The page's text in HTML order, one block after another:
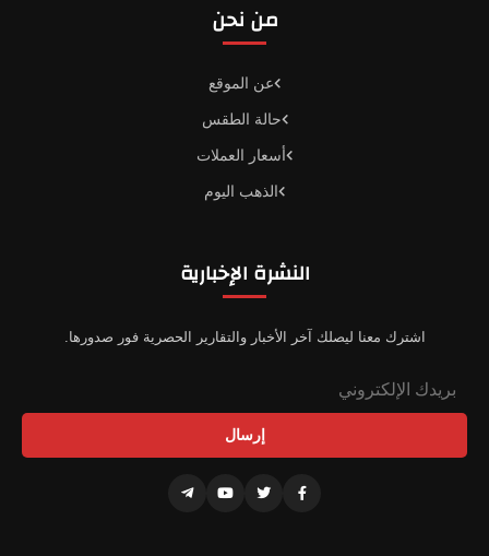
من نحن
عن الموقع
حالة الطقس
أسعار العملات
الذهب اليوم
النشرة الإخبارية
اشترك معنا ليصلك آخر الأخبار والتقارير الحصرية فور صدورها.
إرسال